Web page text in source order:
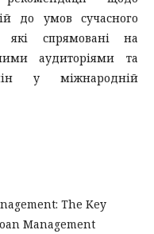
до умов сучасного
які спрямовані на
аудиторіями та
у міжнародній
The Key
Management